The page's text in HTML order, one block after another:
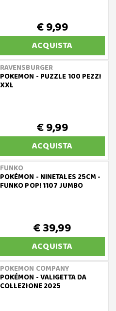
€ 9,99
ACQUISTA
RAVENSBURGER
POKEMON - PUZZLE 100 PEZZI
XXL
€ 9,99
ACQUISTA
FUNKO
POKÉMON - NINETALES 25CM -
FUNKO POP! 1107 JUMBO
€ 39,99
ACQUISTA
POKEMON COMPANY
POKÉMON - VALIGETTA DA
COLLEZIONE 2025